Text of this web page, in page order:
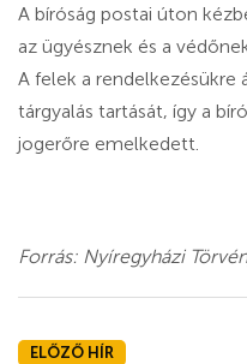
A bíróság postai úton
az ügyésznek és a
A felek a
tárgyalás tartását, így a
jogerőre emelkedett.
Forrás: Nyíregyházi
ELŐZŐ HÍR